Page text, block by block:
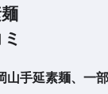
山手延素麺、一